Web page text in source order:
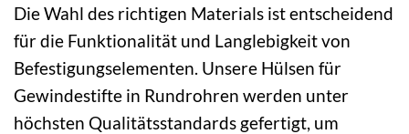
Die Wahl des richtigen Materials ist entscheidend
für die Funktionalität und Langlebigkeit von
Befestigungselementen. Unsere Hülsen für
Gewindestifte in Rundrohren werden unter
höchsten Qualitätsstandards gefertigt, um